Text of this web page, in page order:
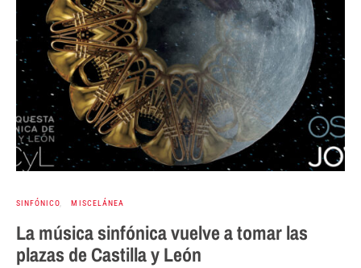
SINFÓNICO MISCELÁNEA
La música sinfónica vuelve a tomar las
plazas de Castilla y León